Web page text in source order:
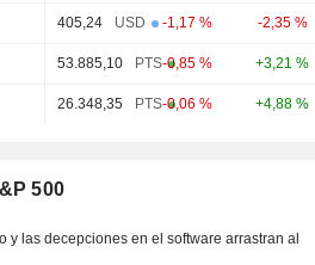
405,24 USD -1,17 % -2,35 %
53.885,10 PTS-0,85 % +3,21 %
26.348,35 PTS-0,06 % +4,88 %
500
y las decepciones en el software arrastran al